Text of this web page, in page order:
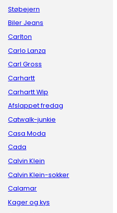
Støbejern
Biler Jeans
Carlton
Carlo Lanza
Carl Gross
Carhartt
Carhartt Wip
Afslappet fredag
Catwalk-junkie
Casa Moda
Cada
Calvin Klein
Calvin Klein-sokker
Calamar
Kager og kys